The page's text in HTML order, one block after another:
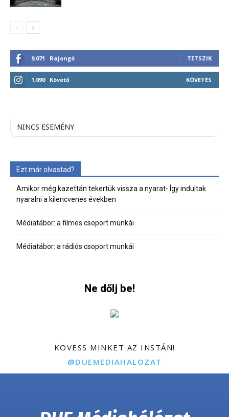
9,071 Rajongó TETSZIK
1,090 Követő KÖVETÉS
NINCS ESEMÉNY
Ezt már olvastad?
Amikor még kazettán tekertük vissza a nyarat- Így indultak
nyaralni a kilencvenes években
Médiatábor: a filmes csoport munkái
Médiatábor: a rádiós csoport munkái
Ne dőlj be!
KÖVESS MINKET AZ INSTÁN!
@DUEMEDIAHALOZAT